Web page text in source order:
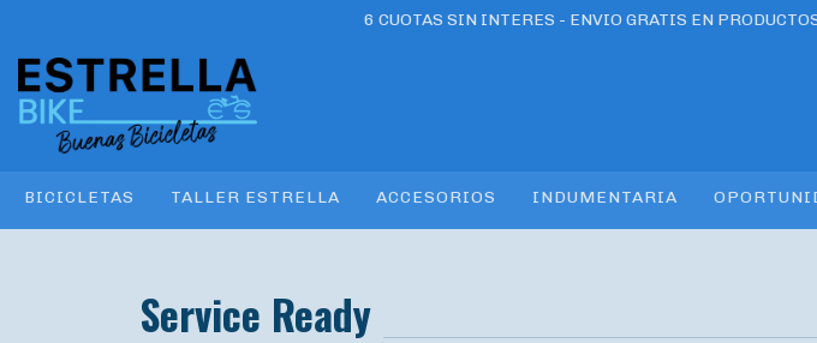
6 CUOTAS SIN INTERES - ENVIO GRATIS EN
BICICLETAS TALLER ESTRELLA ACCESORIOS INDUMENTARIA
Service Ready